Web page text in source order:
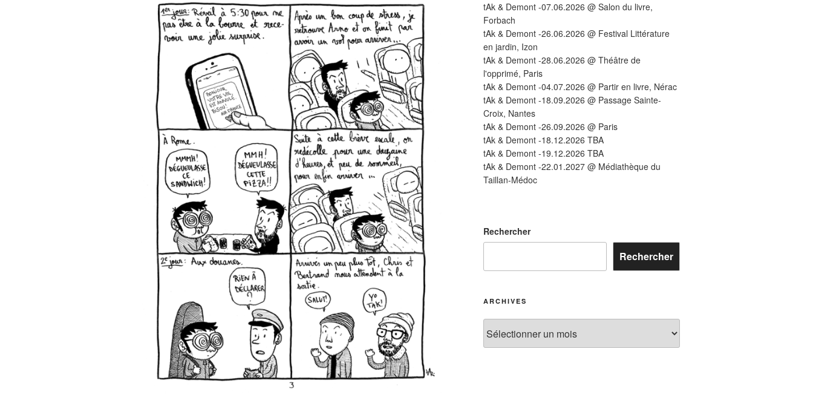
tAk & Demont -07.06.2026 @ Salon du livre,
Forbach
tAk & Demont -26.06.2026 @ Festival Littérature
en jardin, Izon
tAk & Demont -28.06.2026 @ Théâtre de
l'opprimé, Paris
tAk & Demont -04.07.2026 @ Partir en livre, Nérac
tAk & Demont -18.09.2026 @ Passage Sainte-
Croix, Nantes
tAk & Demont -26.09.2026 @ Paris
tAk & Demont -18.12.2026 TBA
tAk & Demont -19.12.2026 TBA
tAk & Demont -22.01.2027 @ Médiathèque du
Taillan-Médoc
Rechercher
Rechercher
ARCHIVES